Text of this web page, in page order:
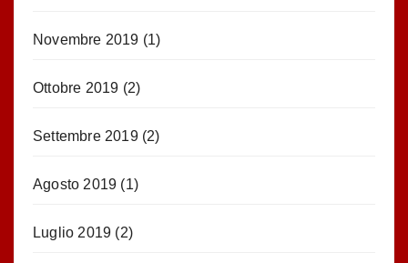
Novembre 2019 (1)
Ottobre 2019 (2)
Settembre 2019(2)
Agosto 2019 (1)
Luglio 2019 (2)